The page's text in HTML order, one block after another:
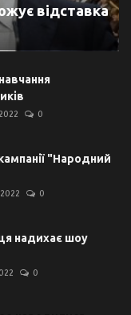
відставка
0
"Народний
0
надихає шоу
0